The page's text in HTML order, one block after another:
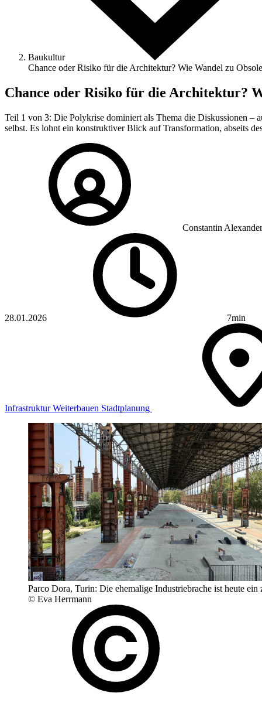
Baukultur
Chance oder Risiko für die Architektur? Wie Wandel zu
Chance oder Risiko für die Architektur?
Teil 1 von 3: Die Polykrise dominiert als Thema die Diskussionen –
selbst. Es lohnt ein konstruktiver Blick auf Transformation, abseits
Constantin Alexander
28.01.2026 7min
InfrastrukturWeiterbauen Stadtplanung
Parco Dora, Turin: Die ehemalige Industriebrache ist heute
© Eva Herrmann